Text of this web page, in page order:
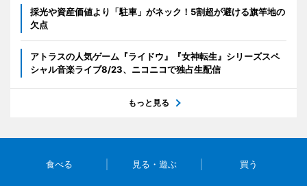
採光や資産価値より「駐車」がネック！5割超が避ける旗竿地の
欠点
アトラスの人気ゲーム『ライドウ』『女神転生』シリーズスペ
シャル音楽ライブ8/23、ニコニコで独占生配信
もっと見る
食べる 見る・遊ぶ 買う